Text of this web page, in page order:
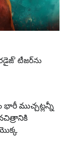
టీజర్‌ను
ముచ్చట్లన్నీ